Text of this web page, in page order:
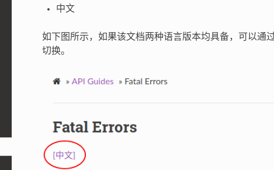
中文
如下图所示，如果该文档两种语言版本均具备，可以通
切换。